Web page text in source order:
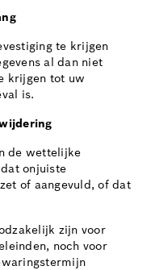
te krijgen
al dan niet
krijgen tot uw
is.
de wettelijke
onjuiste
of aangevuld, of dat
zijn voor
noch voor